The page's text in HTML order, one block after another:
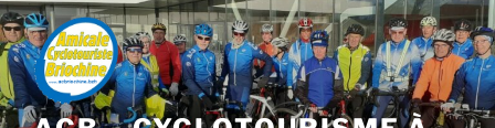
Aller
au
contenu
principal